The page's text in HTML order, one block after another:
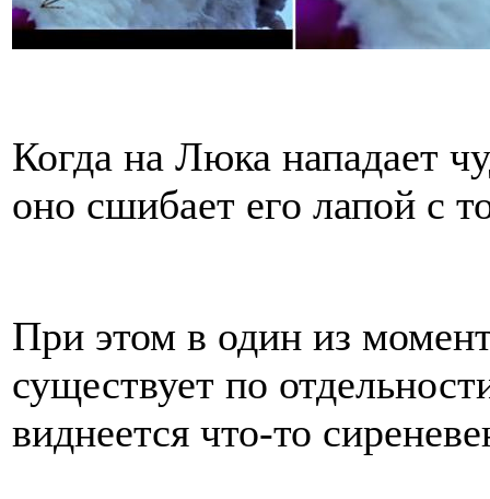
Когда на Люка нападает
оно сшибает его лапой с
При этом в один из
существует по
виднеется что-то